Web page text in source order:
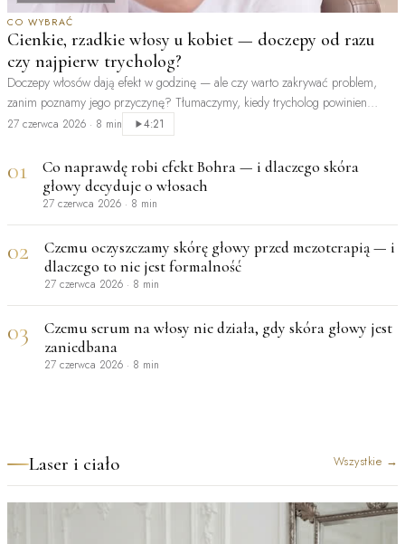
CO WYBRAĆ
Cienkie, rzadkie włosy u kobiet — doczepy od razu
czy najpierw trycholog?
Doczepy włosów dają efekt w godzinę — ale czy warto zakrywać problem,
zanim poznamy jego przyczynę? Tłumaczymy, kiedy trycholog powinien
być…
27 czerwca 2026 · 8 min 4:21
01
Co naprawdę robi efekt Bohra — i dlaczego skóra
głowy decyduje o włosach
27 czerwca 2026 · 8 min
02
Czemu oczyszczamy skórę głowy przed mezoterapią — i
dlaczego to nie jest formalność
27 czerwca 2026 · 8 min
03
Czemu serum na włosy nie działa, gdy skóra głowy jest
zaniedbana
27 czerwca 2026 · 8 min
Laser i ciało Wszystkie →